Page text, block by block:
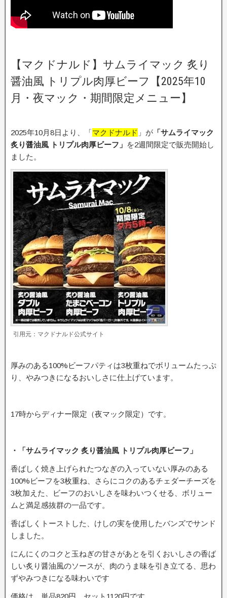
【マクドナルド】サムライマック 炙り
醤油風 トリプル肉厚ビーフ【2025年10
月・夜マック・期間限定メニュー】
2025年10月8日より、「マクドナルド 」が 「サムライマック
炙り醤油風 トリプル肉厚ビーフ」 を2週間限定で販売開始し
ました。
引用元：マクドナルド公式サイト
厚みのある100%ビーフパティは3枚重ねでボリュームたっぷ
り、やみつきになるおいしさに仕上げています。
17時からディナー限定（夜マック限定）です。
・「サムライマック 炙り醤油風 トリプル肉厚ビーフ」
香ばしく焼き上げられたつなぎの入っていない厚みのある
100%ビーフを3枚重ね、さらにコクのあるチェダーチーズを
3枚加えた、ビーフのおいしさを味わいつくせる、ボリュー
ムと満足感抜群の一品です。
香ばしくトーストした、けしの実を使用したバンズでサンド
しました。
にんにくのコクと玉ねぎの甘さがあとを引くおいしさの香ば
しい炙り醤油風のソースが、肉のうま味を引き立てる、思わ
ずやみつきになる味わいです
価格は、単品820円、セット1120円です。